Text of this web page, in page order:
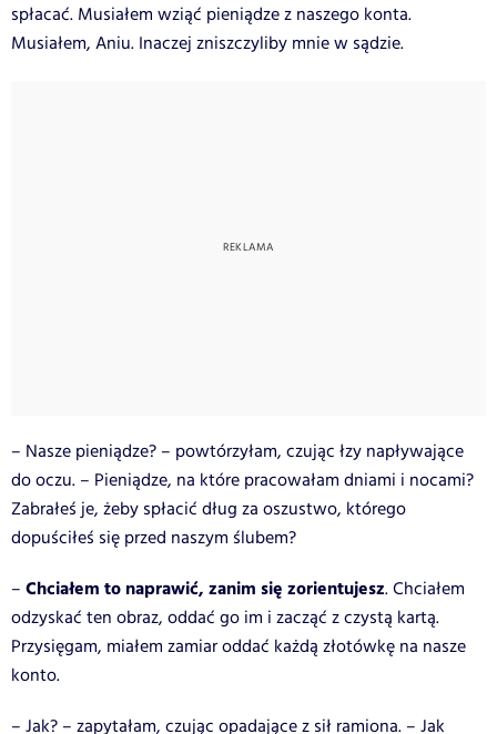
spłacać. Musiałem wziąć pieniądze z naszego konta.
Musiałem, Aniu. Inaczej zniszczyliby mnie w sądzie.
– Nasze pieniądze? – powtórzyłam, czując łzy napływające
do oczu. – Pieniądze, na które pracowałam dniami i nocami?
Zabrałeś je, żeby spłacić dług za oszustwo, którego
dopuściłeś się przed naszym ślubem?
– Chciałem to naprawić, zanim się zorientujesz. Chciałem
odzyskać ten obraz, oddać go im i zacząć z czystą kartą.
Przysięgam, miałem zamiar oddać każdą złotówkę na nasze
konto.
– Jak? – zapytałam, czując opadające z sił ramiona. – Jak